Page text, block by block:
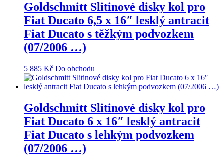
Goldschmitt Slitinové disky kol pro
Fiat Ducato 6,5 x 16″ lesklý antracit
Fiat Ducato s těžkým podvozkem
(07/2006 …)
5 885 Kč Do obchodu
Goldschmitt Slitinové disky kol pro
Fiat Ducato 6 x 16″ lesklý antracit
Fiat Ducato s lehkým podvozkem
(07/2006 …)